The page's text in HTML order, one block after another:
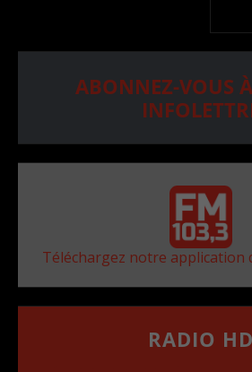
ABONNEZ-VOUS
Téléchargez notre application
RADIO HD